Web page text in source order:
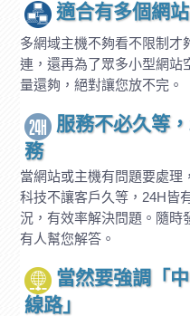
適合有多個網
多網域主機不夠看不限制才
連，還再為了眾多小型網站
量還夠，絕對讓您放不完。
服務不必久等
務
當網站或主機有問題要處理
科技不讓客戶久等，24H皆
況，有效率解決問題。隨時
有人幫您解答。
當然要強調「
線路」